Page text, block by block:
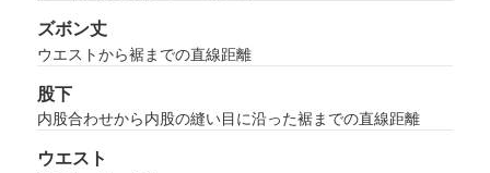
ズボン丈
ウエストから裾までの直線距離
股下
内股合わせから内股の縫い目に沿った裾までの直線距離
ウエスト